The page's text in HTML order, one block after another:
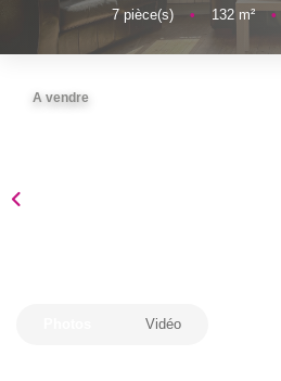
NOTRE
7pièce(s) • 132m² •
A vendre
Vidéo